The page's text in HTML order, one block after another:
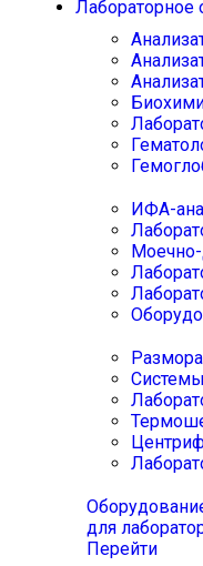
Лабораторное
ИФА-
для
Перейти